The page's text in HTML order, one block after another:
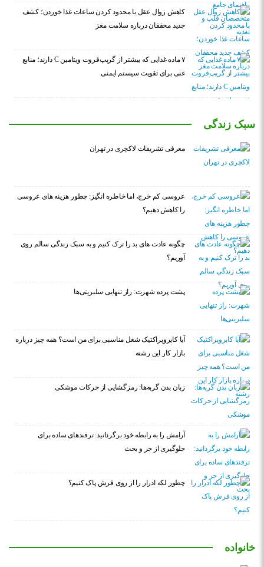
کاهش زوال عقل با محدود کردن ساعات غذا خوردن؛ کشف
جدید محققان درباره سلامت مغز
۷ ماده غذایی که بیشتر از گریپ‌فروت ویتامین C دارند؛ منابع
غنی برای تقویت سیستم ایمنی
سبک زندگی
معرفی تشریفات لاکچری در تهران
عروسی کم خرج، اما خاطره انگیز: چطور هزینه های عروسی
را کاهش دهیم؟
چگونه عادت‌ های بد را ترک کنیم و به سبک زندگی سالم روی
آوریم؟
پشت پرده شهرت: راز تنهایی سلبریتی‌ها
آیا کایروپراکتیک شغل مناسبی برای من است؟ همه چیز درباره
بازار کار این رشته
زبان بدن گربه‌ها: رمزگشایی از حرکات موشکی
آرامش را به رابطه خود برگردانید: ترفندهای ساده برای
جلوگیری از جر و بحث
چطور لکه ادرار را از روی فرش پاک کنیم؟
خانواده